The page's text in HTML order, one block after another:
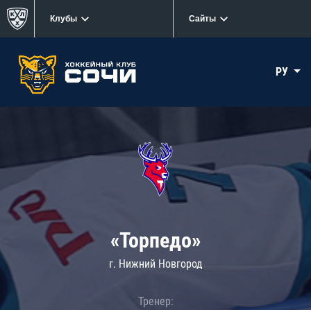
Клубы Сайты
РУ
«Торпедо»
г. Нижний Новгород
Тренер: